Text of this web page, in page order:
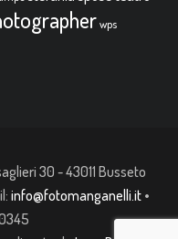
wps
30 - 43011 Busseto
info@fotomanganelli.it •